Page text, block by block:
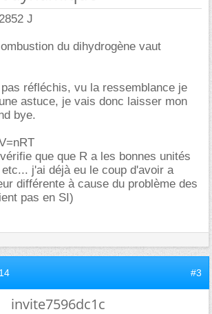
J
du dihydrogène vaut
réfléchis, vu la ressemblance je
astuce, je vais donc laisser mon
bye.
que que R a les bonnes unités
j'ai déjà eu le coup d'avoir a
différente à cause du problème des
pas en SI)
#3
invite7596dc1c